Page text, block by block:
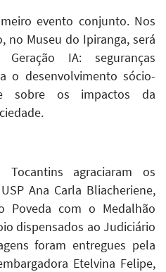
evento conjunto. Nos
no Museu do Ipiranga, será
IA: seguranças
o desenvolvimento sócio-
sobre os impactos da
Tocantins agraciaram os
Ana Carla Bliacheriene,
Poveda com o Medalhão
dispensados ao Judiciário
foram entregues pela
Etelvina Felipe,